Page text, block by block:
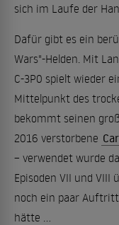
sich im Laufe der
Dafür gibt es ein
Wars"-Helden. Mit
C-3P0 spielt wieder
Mittelpunkt des
bekommt seinen
2016 verstorbene
– verwendet wurde
Episoden VII und VIII
noch ein paar
hätte ...